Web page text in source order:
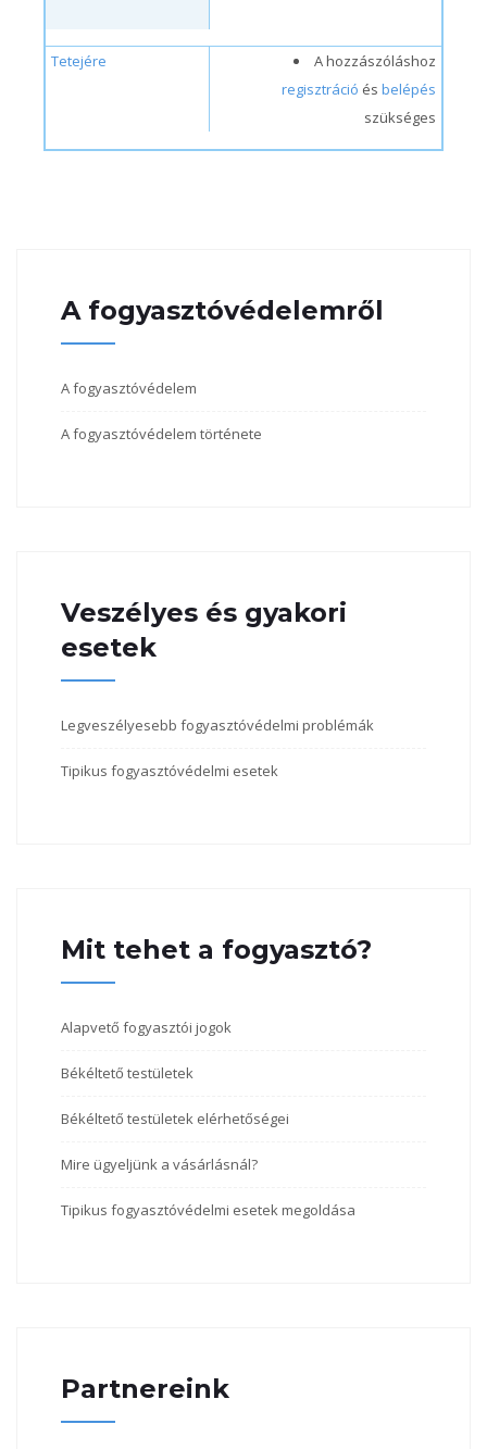
Tetejére
A hozzászóláshoz
regisztráció és belépés
szükséges
A fogyasztóvédelemről
A fogyasztóvédelem
A fogyasztóvédelem története
Veszélyes és gyakori
esetek
Legveszélyesebb fogyasztóvédelmi problémák
Tipikus fogyasztóvédelmi esetek
Mit tehet a fogyasztó?
Alapvető fogyasztói jogok
Békéltető testületek
Békéltető testületek elérhetőségei
Mire ügyeljünk a vásárlásnál?
Tipikus fogyasztóvédelmi esetek megoldása
Partnereink